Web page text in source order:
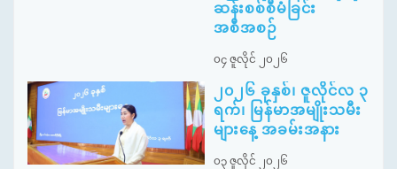
ဆန်းစစ်စီမံခြင်း
အစီအစဉ်
၀၄ ဇူလိုင် ၂၀၂၆
၂၀၂၆ ခုနှစ်၊ ဇူလိုင်လ ၃
ရက်၊ မြန်မာအမျိုးသမီး
များနေ့ အခမ်းအနား
၀၃ ဇူလိုင် ၂၀၂၆